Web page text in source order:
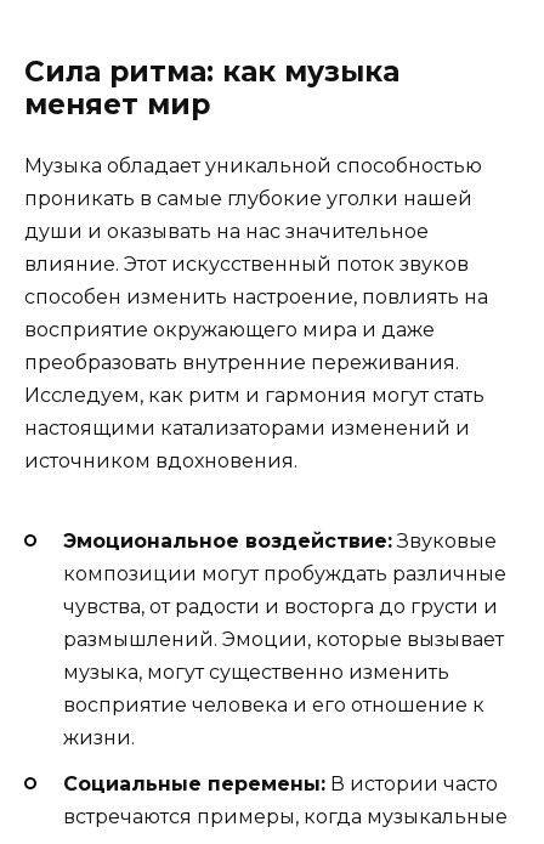
Сила ритма: как музыка
меняет мир
Музыка обладает уникальной способностью
проникать в самые глубокие уголки нашей
души и оказывать на нас значительное
влияние. Этот искусственный поток звуков
способен изменить настроение, повлиять на
восприятие окружающего мира и даже
преобразовать внутренние переживания.
Исследуем, как ритм и гармония могут стать
настоящими катализаторами изменений и
источником вдохновения.
Эмоциональное воздействие:Звуковые
композиции могут пробуждать различные
чувства, от радости и восторга до грусти и
размышлений. Эмоции, которые вызывает
музыка, могут существенно изменить
восприятие человека и его отношение к
жизни.
Социальные перемены: В истории часто
встречаются примеры, когда музыкальные